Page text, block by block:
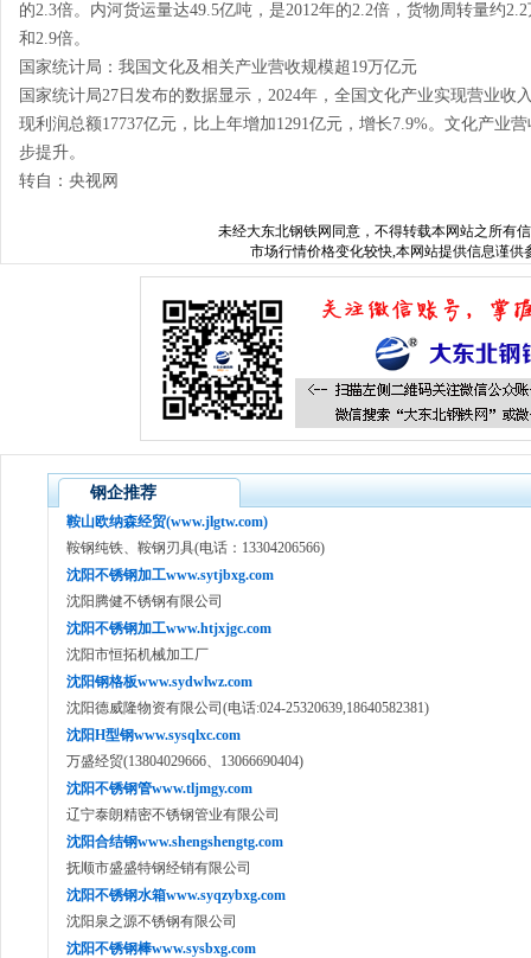
的2.3倍。内河货运量达49.5亿吨，是2012年的2.2倍，货物周转量约
和2.9倍。
国家统计局：我国文化及相关产业营收规模超19万亿元
国家统计局27日发布的数据显示，2024年，全国文化产业实现营业收
现利润总额17737亿元，比上年增加1291亿元，增长7.9%。文化产业
步提升。
转自：央视网
未经大东北钢铁网 同意，不得转载本网站之所有
市场行情价格变化较快,本网站提供信息谨供
钢企推荐
鞍山欧纳森经贸(www.jlgtw.com)
鞍钢纯铁、鞍钢刃具(电话：13304206566)
沈阳不锈钢加工www.sytjbxg.com
沈阳腾健不锈钢有限公司
沈阳不锈钢加工www.htjxjgc.com
沈阳市恒拓机械加工厂
沈阳钢格板www.sydwlwz.com
沈阳德威隆物资有限公司(电话:024-25320639,18640582381)
沈阳H型钢www.sysqlxc.com
万盛经贸(13804029666、13066690404)
沈阳不锈钢管www.tljmgy.com
辽宁泰朗精密不锈钢管业有限公司
沈阳合结钢www.shengshengtg.com
抚顺市盛盛特钢经销有限公司
沈阳不锈钢水箱www.syqzybxg.com
沈阳泉之源不锈钢有限公司
沈阳不锈钢棒www.sysbxg.com